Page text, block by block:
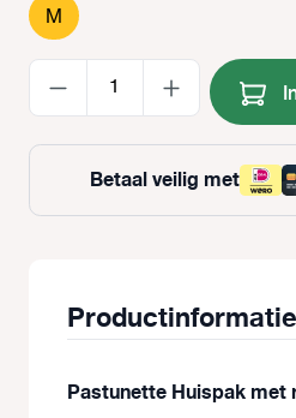
M
Betaal veilig met
Productinformatie
Pastunette Huispak met